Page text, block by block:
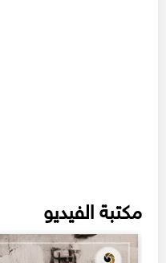
مكتبة الفيديو